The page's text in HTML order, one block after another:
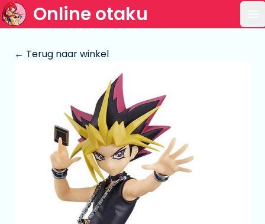
Online otaku
← Terug naar winkel